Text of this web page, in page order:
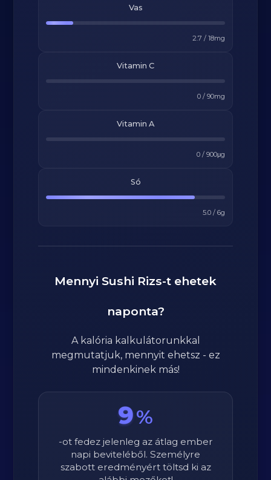
Vas
2.7 / 18mg
Vitamin C
0/ 90mg
Vitamin A
0/ 900μg
Só
5.0/ 6g
Mennyi Sushi Rizs-t ehetek
naponta?
A kalória kalkulátorunkkal
megmutatjuk, mennyit ehetsz - ez
mindenkinek más!
9%
-ot fedez jelenleg az átlag ember
napi beviteléből. Személyre
szabott eredményért töltsd ki az